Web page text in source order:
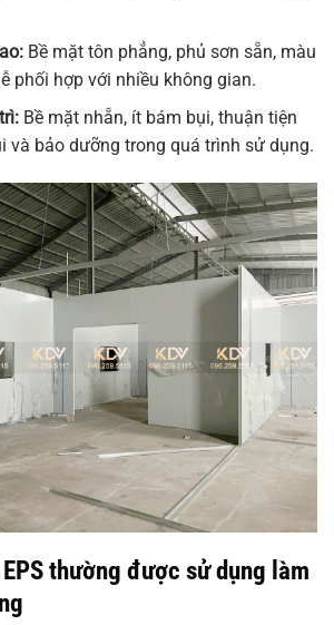
Bề mặt tôn phẳng, phủ sơn sẵn, màu
phối hợp với nhiều không gian.
Bề mặt nhẵn, ít bám bụi, thuận tiện
và bảo dưỡng trong quá trình sử dụng.
thường được sử dụng làm